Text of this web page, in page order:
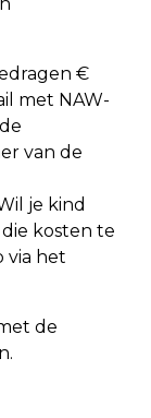
€
met NAW-
van de
je kind
kosten te
via het
de